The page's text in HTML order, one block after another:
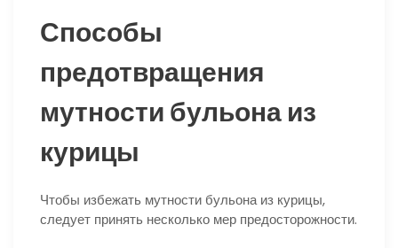
Способы
предотвращения
мутности бульона из
курицы
Чтобы избежать мутности бульона из курицы,
следует принять несколько мер предосторожности.